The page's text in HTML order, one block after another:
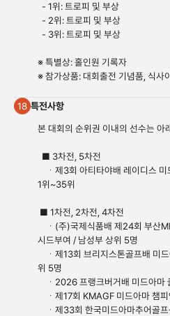
- 1위: 트로피 및 부상
- 2위: 트로피 및 부상
- 3위: 트로피 및 부상
※ 특별상: 홀인원 기록자
※ 참가상품: 대회출전 기념품, 식사
18 특전사항
본 대회의 순위권 이내의 선수는 아
■ 3차전, 5차전
ㆍ제3회 아티타야배 레이디스 미
1위~35위
■ 1차전, 2차전, 4차전
ㆍ(주)국제식품배 제24회 부산
시드부여 / 남성부 상위 5명
ㆍ제13회 브리지스톤골프배 미
위 5명
ㆍ2026 프랭크버거배 미드아마
ㆍ제17회 KMAGF 미드아마 챔
ㆍ제33회 한국미드아마추어골프